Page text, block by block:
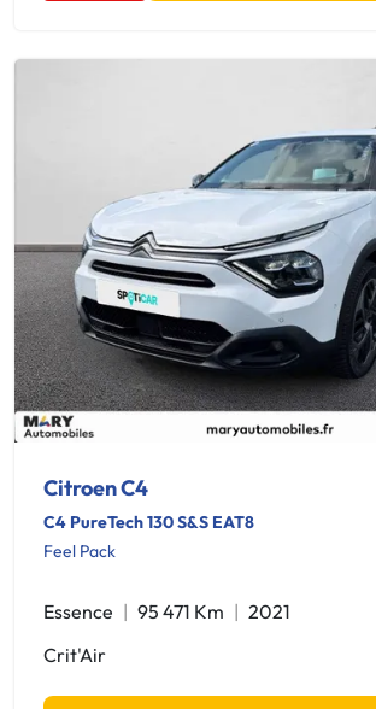
Citroen C4
C4 PureTech 130 S&S EAT8
Feel Pack
Essence 95 471 Km
2021
Crit'Air